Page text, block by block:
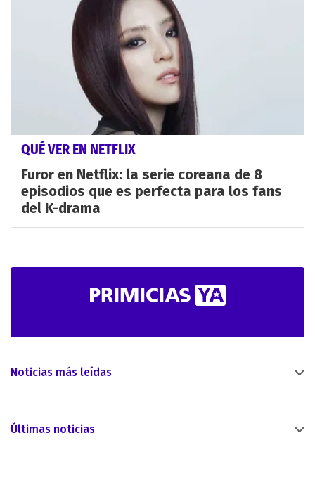
QUÉ VER EN NETFLIX
Furor en Netflix: la serie coreana de 8
episodios que es perfecta para los fans
del K-drama
Noticias más leídas
Últimas noticias